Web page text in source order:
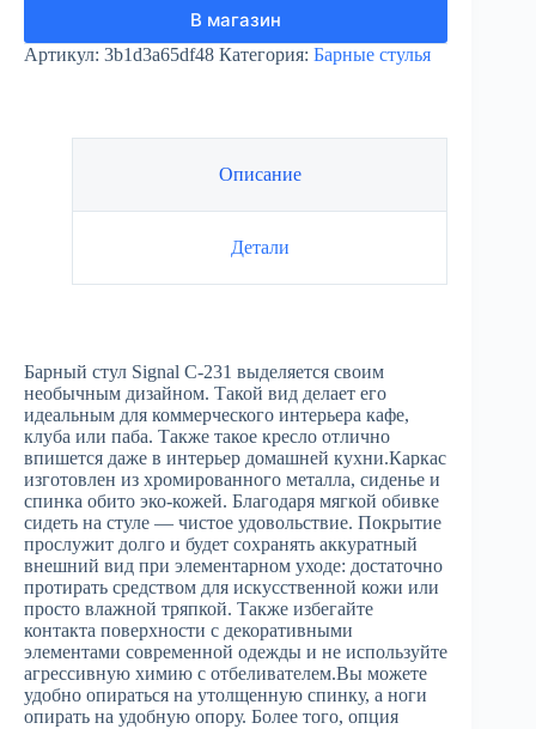
В магазин
Артикул: 3b1d3a65df48 Категория: Барные стулья
Описание
Детали
Барный стул Signal C-231 выделяется своим
необычным дизайном. Такой вид делает его
идеальным для коммерческого интерьера кафе,
клуба или паба. Также такое кресло отлично
впишется даже в интерьер домашней кухни.Каркас
изготовлен из хромированного металла, сиденье и
спинка обито эко-кожей. Благодаря мягкой обивке
сидеть на стуле — чистое удовольствие. Покрытие
прослужит долго и будет сохранять аккуратный
внешний вид при элементарном уходе: достаточно
протирать средством для искусственной кожи или
просто влажной тряпкой. Также избегайте
контакта поверхности с декоративными
элементами современной одежды и не используйте
агрессивную химию с отбеливателем.Вы можете
удобно опираться на утолщенную спинку, а ноги
опирать на удобную опору. Более того, опция